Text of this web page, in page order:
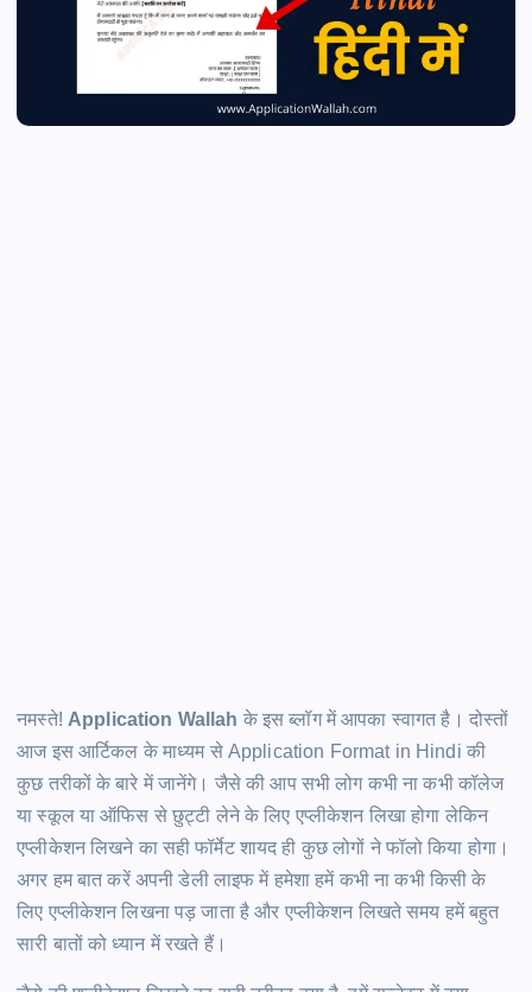
नमस्ते! Application Wallah के इस ब्लॉग में आपका स्वागत है। दोस्तों
आज इस आर्टिकल के माध्यम से Application Format in Hindi की
कुछ तरीकों के बारे में जानेंगे। जैसे की आप सभी लोग कभी ना कभी कॉलेज
या स्कूल या ऑफिस से छुट्टी लेने के लिए एप्लीकेशन लिखा होगा लेकिन
एप्लीकेशन लिखने का सही फॉर्मेट शायद ही कुछ लोगों ने फॉलो किया होगा।
अगर हम बात करें अपनी डेली लाइफ में हमेशा हमें कभी ना कभी किसी के
लिए एप्लीकेशन लिखना पड़ जाता है और एप्लीकेशन लिखते समय हमें बहुत
सारी बातों को ध्यान में रखते हैं।